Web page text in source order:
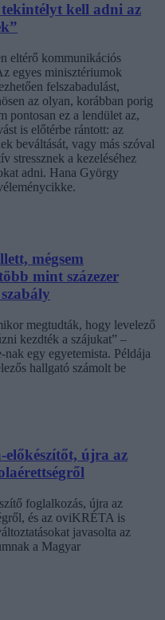
kell adni az
eltérő kommunikációs
egyes minisztériumok
felszabadulást,
az olyan, korábban porig
pontosan ez a lendület az,
is előtérbe rántott: az
beváltását, vagy más szóval
stressznek a kezeléséhez
adni. Hana György
mégsem
mint százezer
megtudták, hogy levelező
kezdték a szájukat” –
egy egyetemista. Példája
hallgató számolt be
előkészítőt, újra az
foglalkozás, újra az
és az oviKRÉTA is
javasolta az
a Magyar